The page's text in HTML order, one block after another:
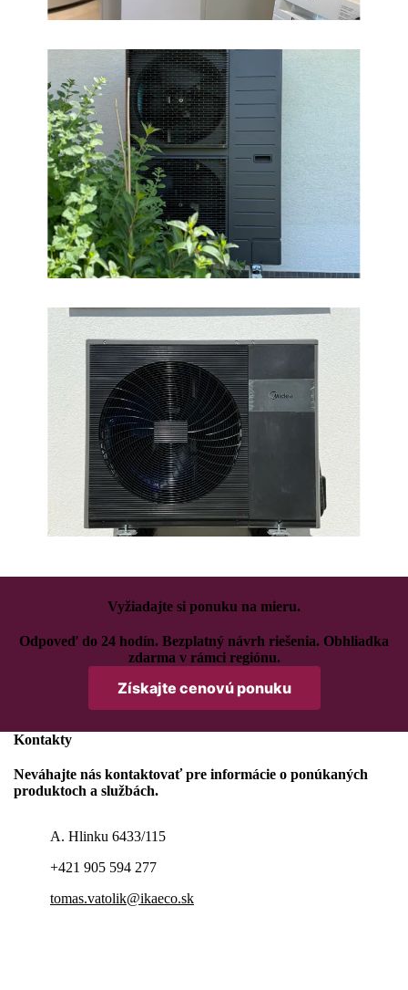
Vyžiadajte si ponuku na mieru.
Odpoveď do 24 hodín. Bezplatný návrh riešenia. Obhliadka
zdarma v rámci regiónu.
Získajte cenovú ponuku
Kontakty
Neváhajte nás kontaktovať pre informácie o ponúkaných
produktoch a službách.
A. Hlinku 6433/115
+421 905 594 277
tomas.vatolik@ikaeco.sk